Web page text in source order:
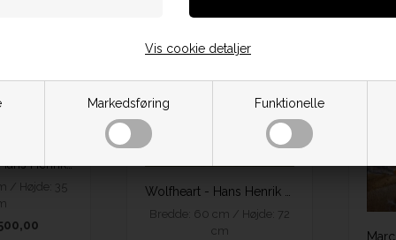
Markedsføring Funktionelle
Vis cookie detaljer
Two-faced - Hans Henrik Fischer
/ Højde: 35
Wolfheart - Hans Henrik Fischer
Bredde: 60 cm / Højde: 72
cm